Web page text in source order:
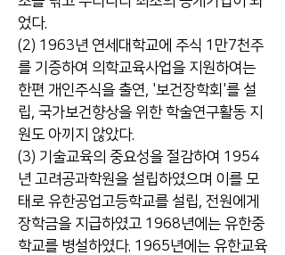
었다.
(2) 1963년 연세대학교에 주식 1만7천주
를 기증하여 의학교육사업을 지원하여는
한편 개인주식을 출연, '보건장학회'를 설
립, 국가보건향상을 위한 학술연구활동 지
원도 아끼지 않았다.
(3) 기술교육의 중요성을 절감하여 1954
년 고려공과학원을 설립하였으며 이를 모
태로 유한공업고등학교를 설립, 전원에게
장학금을 지급하였고 1968년에는 유한중
학교를 병설하였다. 1965년에는 유한교육